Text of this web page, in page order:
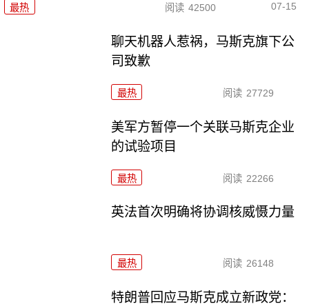
最热 阅读 42500 07-15
聊天机器人惹祸，马斯克旗下公
司致歉
最热 阅读 27729
美军方暂停一个关联马斯克企业
的试验项目
最热 阅读 22266
英法首次明确将协调核威慑力量
最热 阅读 26148
特朗普回应马斯克成立新政党：